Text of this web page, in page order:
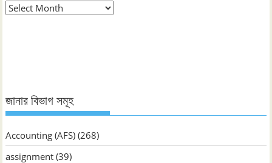
মাস
জানার বিভাগ সমূহ
Accounting (AFS) (268)
assignment (39)